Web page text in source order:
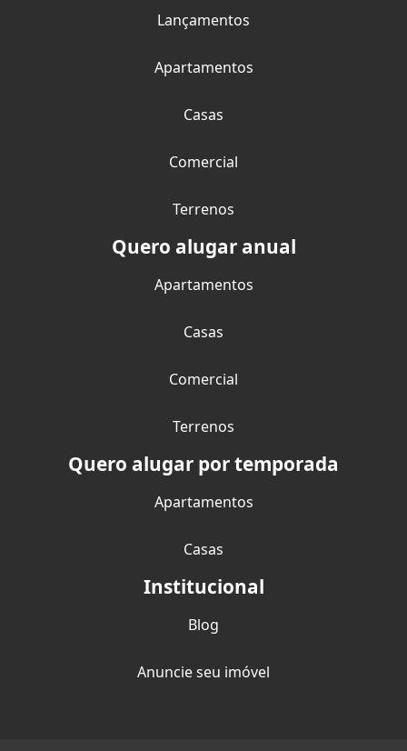
Lançamentos
Apartamentos
Casas
Comercial
Terrenos
Quero alugar anual
Apartamentos
Casas
Comercial
Terrenos
Quero alugar por temporada
Apartamentos
Casas
Institucional
Blog
Anuncie seu imóvel